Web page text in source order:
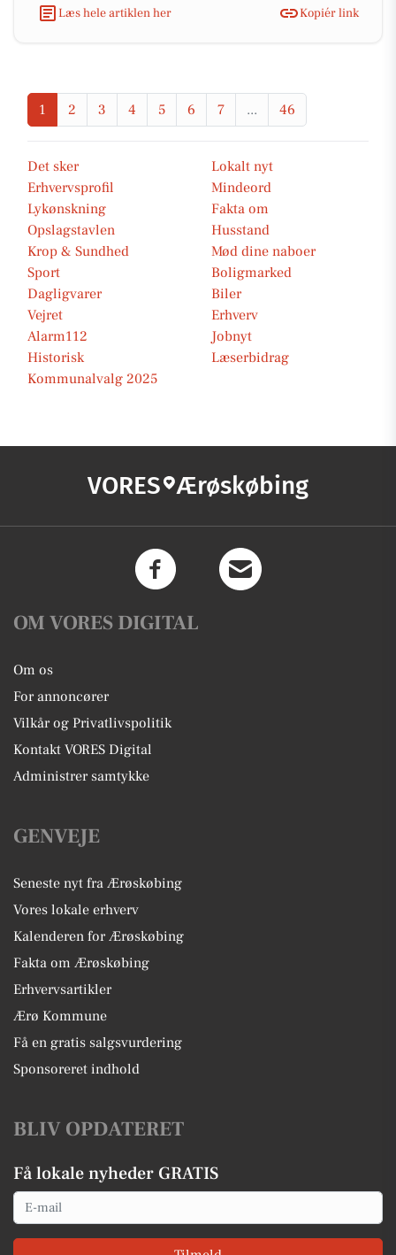
Læs hele artiklen her
Kopiér link
1 2 3 4 5 6 7 ... 46
Det sker
Lokalt nyt
Erhvervsprofil
Mindeord
Lykønskning
Fakta om
Opslagstavlen
Husstand
Krop & Sundhed
Mød dine naboer
Sport
Boligmarked
Dagligvarer
Biler
Vejret
Erhverv
Alarm112
Jobnyt
Historisk
Læserbidrag
Kommunalvalg 2025
VORES Ærøskøbing
OM VORES DIGITAL
Om os
For annoncører
Vilkår og Privatlivspolitik
Kontakt VORES Digital
Administrer samtykke
GENVEJE
Seneste nyt fra Ærøskøbing
Vores lokale erhverv
Kalenderen for Ærøskøbing
Fakta om Ærøskøbing
Erhvervsartikler
Ærø Kommune
Få en gratis salgsvurdering
Sponsoreret indhold
BLIV OPDATERET
Få lokale nyheder GRATIS
Email